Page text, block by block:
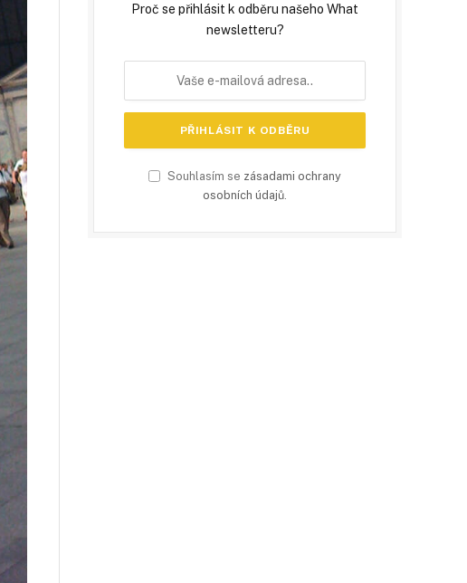
Proč se přihlásit k odběru našeho What
newsletteru?
Souhlasím se zásadami ochrany
osobních údajů